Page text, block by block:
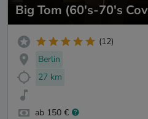
Big Tom (60's-70's
(12)
Berlin
27 km
ab 150 €